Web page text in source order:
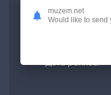
Размер файла:
Дата релиза:
muzem.net
Would like to send